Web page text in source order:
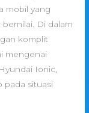
mobil yang
Di dalam
komplit
mengenai
Ionic,
pada situasi